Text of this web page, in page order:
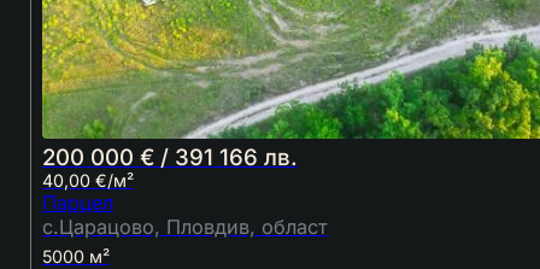
200 000 € / 391 166 лв.
40,00 €/м²
Парцел
с.Царацово, Пловдив, област
5000 м²